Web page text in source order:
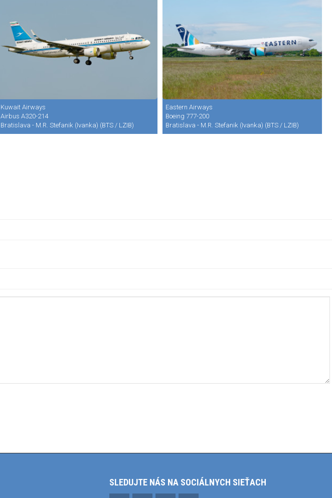
Kuwait Airways
Airbus A320-214
Bratislava - M.R. Stefanik (Ivanka) (BTS / LZIB)
Eastern Airways
Boeing 777-200
Bratislava - M.R. Stefanik (Ivanka) (BTS / LZIB)
SLEDUJTE NÁS NA SOCIÁLNYCH SIEŤACH